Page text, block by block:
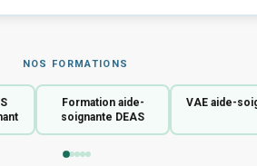
NOS FORMATIONS
Formation aide-
soignante DEAS
VAE aide-